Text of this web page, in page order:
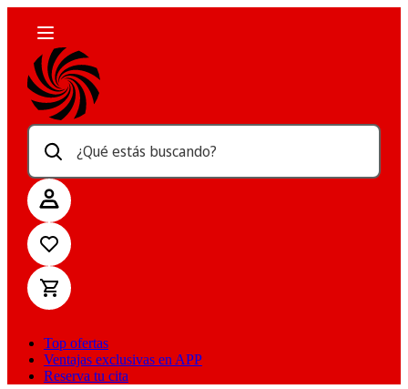
¿Qué estás buscando?
Top ofertas
Ventajas exclusivas en APP
Reserva tu cita